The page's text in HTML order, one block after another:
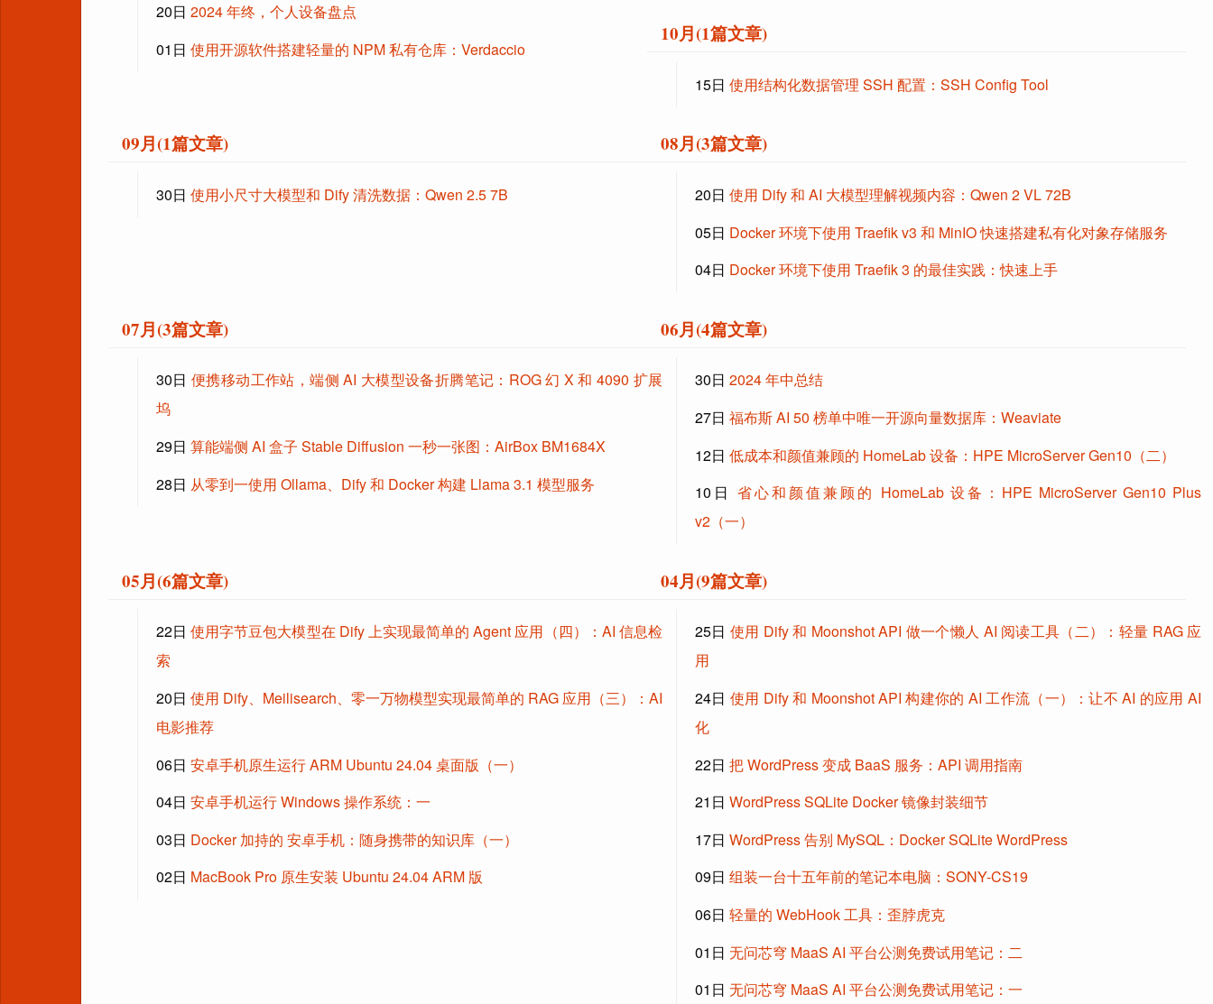
20日 2024 年终，个人设备盘点
01日 使用开源软件搭建轻量的 NPM 私有仓库：Verdaccio
10月(1篇文章)
15日 使用结构化数据管理 SSH 配置：SSH Config Tool
09月(1篇文章)
30日 使用小尺寸大模型和 Dify 清洗数据：Qwen 2.5 7B
08月(3篇文章)
20日 使用 Dify 和 AI 大模型理解视频内容：Qwen 2 VL 72B
05日 Docker 环境下使用 Traefik v3 和 MinIO 快速搭建私有化对象存储服务
04日 Docker 环境下使用 Traefik 3 的最佳实践：快速上手
07月(3篇文章)
30日 便携移动工作站，端侧 AI 大模型设备折腾笔记：ROG 幻 X 和 4090 扩展
坞
29日 算能端侧 AI 盒子 Stable Diffusion 一秒一张图：AirBox BM1684X
28日 从零到一使用 Ollama、Dify 和 Docker 构建 Llama 3.1 模型服务
06月(4篇文章)
30日 2024 年中总结
27日 福布斯 AI 50 榜单中唯一开源向量数据库：Weaviate
12日 低成本和颜值兼顾的 HomeLab 设备：HPE MicroServer Gen10（二）
10日 省心和颜值兼顾的 HomeLab 设备：HPE MicroServer Gen10 Plus
v2（一）
05月(6篇文章)
22日 使用字节豆包大模型在 Dify 上实现最简单的 Agent 应用（四）：AI 信息检
索
20日 使用 Dify、Meilisearch、零一万物模型实现最简单的 RAG 应用（三）：AI
电影推荐
06日 安卓手机原生运行 ARM Ubuntu 24.04 桌面版（一）
04日 安卓手机运行 Windows 操作系统：一
03日 Docker 加持的 安卓手机：随身携带的知识库（一）
02日 MacBook Pro 原生安装 Ubuntu 24.04 ARM 版
04月(9篇文章)
25日 使用 Dify 和 Moonshot API 做一个懒人 AI 阅读工具（二）：轻量 RAG 应
用
24日 使用 Dify 和 Moonshot API 构建你的 AI 工作流（一）：让不 AI 的应用 AI
化
22日 把 WordPress 变成 BaaS 服务：API 调用指南
21日 WordPress SQLite Docker 镜像封装细节
17日 WordPress 告别 MySQL：Docker SQLite WordPress
09日 组装一台十五年前的笔记本电脑：SONY-CS19
06日 轻量的 WebHook 工具：歪脖虎克
01日 无问芯穹 MaaS AI 平台公测免费试用笔记：二
01日 无问芯穹 MaaS AI 平台公测免费试用笔记：一